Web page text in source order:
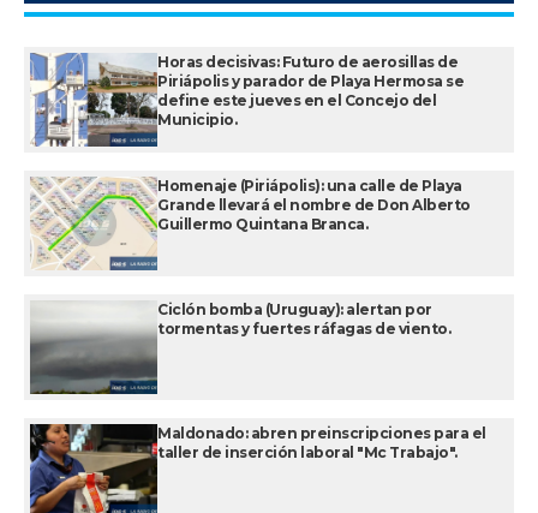
Horas decisivas: Futuro de aerosillas de
Piriápolis y parador de Playa Hermosa se
define este jueves en el Concejo del
Municipio.
Homenaje (Piriápolis): una calle de Playa
Grande llevará el nombre de Don Alberto
Guillermo Quintana Branca.
Ciclón bomba (Uruguay): alertan por
tormentas y fuertes ráfagas de viento.
Maldonado: abren preinscripciones para el
taller de inserción laboral "Mc Trabajo".